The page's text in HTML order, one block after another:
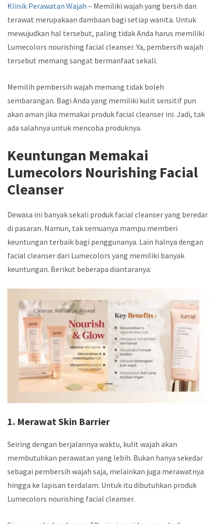
Klinik Perawatan Wajah – Memiliki wajah yang bersih dan
terawat merupakaan dambaan bagi setiap wanita. Untuk
mewujudkan hal tersebut, paling tidak Anda harus memiliki
Lumecolors nourishing facial cleanser. Ya, pembersih wajah
tersebut memang sangat bermanfaat sekali.
Memilih pembersih wajah memang tidak boleh
sembarangan. Bagi Anda yang memiliki kulit sensitif pun
akan aman jika memakai produk facial cleanser ini. Jadi, tak
ada salahnya untuk mencoba produknya.
Keuntungan Memakai
Lumecolors Nourishing Facial
Cleanser
Dewasa ini banyak sekali produk facial cleanser yang beredar
di pasaran. Namun, tak semuanya mampu memberi
keuntungan terbaik bagi penggunanya. Lain halnya dengan
facial cleanser dari Lumecolors yang memiliki banyak
keuntungan. Berikut beberapa diantaranya:
1. Merawat Skin Barrier
Seiring dengan berjalannya waktu, kulit wajah akan
membutuhkan perawatan yang lebih. Bukan hanya sekedar
sebagai pembersih wajah saja, melainkan juga merawatnya
hingga ke lapisan terdalam. Untuk itu dibutuhkan produk
Lumecolors nourishing facial cleanser.